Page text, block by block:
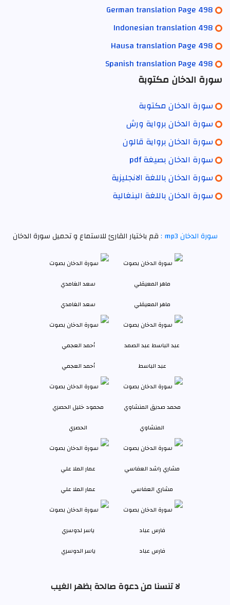
German translation Page 498
Indonesian translation 498
Hausa translation Page 498
Spanish translation Page 498
سورة الدخان مكتوبة
سورة الدخان مكتوبة
سورة الدخان برواية ورش
سورة الدخان برواية قالون
سورة الدخان بصيغة pdf
سورة الدخان باللغة الانجليزية
سورة الدخان باللغة البنغالية
سورة الدخان mp3 : قم باختيار القارئ للاستماع و تحميل سورة الدخان
ماهر المعيقلي سعد الغامدي
عبد الباسط أحمد العجمي
المنشاوي الحصري
مشاري العفاسي عمار الملا علي
فارس عباد ياسر الدوسري
لا تنسنا من دعوة صالحة بظهر الغيب